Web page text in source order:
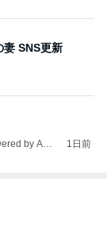
妻 SNS更新
by Ame
1日前